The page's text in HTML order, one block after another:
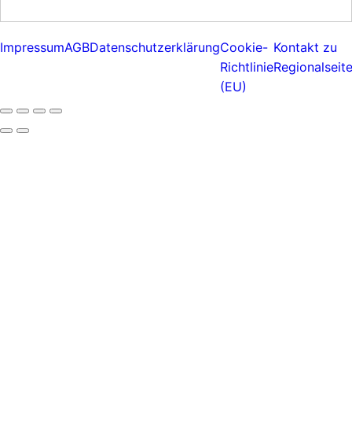
ImpressumAGBDatenschutzerklärungCookie-
Richtlinie
(EU)
Kontakt zu